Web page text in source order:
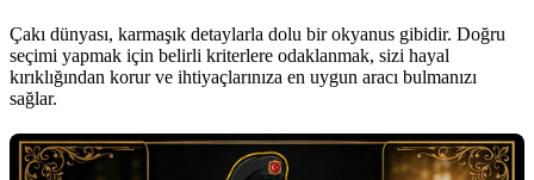
Çakı dünyası, karmaşık detaylarla dolu bir okyanus gibidir. Doğru
seçimi yapmak için belirli kriterlere odaklanmak, sizi hayal
kırıklığından korur ve ihtiyaçlarınıza en uygun aracı bulmanızı
sağlar.